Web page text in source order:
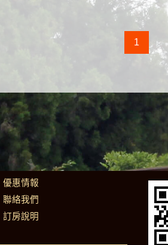
1
優惠情報
聯絡我們
訂房說明